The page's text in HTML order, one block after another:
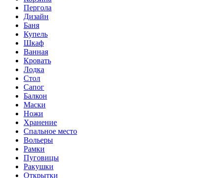
Пергола
Дизайн
Баня
Купель
Шкаф
Ванная
Кровать
Лодка
Стол
Сапог
Балкон
Маски
Ножи
Хранение
Спальное место
Вольеры
Рамки
Пуговицы
Ракушки
Открытки